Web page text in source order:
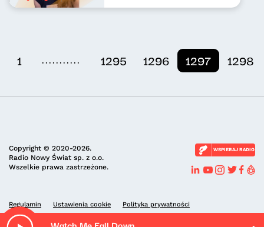
1 ........... 1295 1296 1297 1298
Copyright © 2020-2026.
Radio Nowy Świat sp. z o.o.
Wszelkie prawa zastrzeżone.
WSPIERAJ RADIO
Regulamin Ustawienia cookie Polityka prywatności